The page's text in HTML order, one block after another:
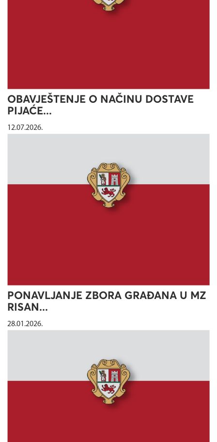
OBAVJEŠTENJE O NAČINU DOSTAVE
PIJAĆE...
12.07.2026.
PONAVLJANJE ZBORA GRAĐANA U MZ
RISAN...
28.01.2026.